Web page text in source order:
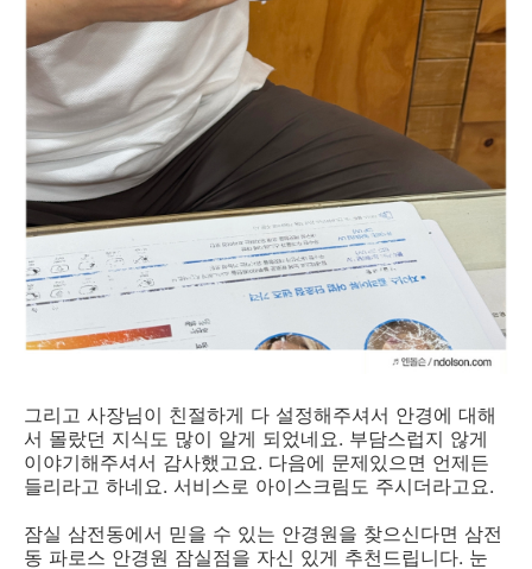
그리고 사장님이 친절하게 다 설정해주셔서 안경에 대해
서 몰랐던 지식도 많이 알게 되었네요. 부담스럽지 않게
이야기해주셔서 감사했고요. 다음에 문제있으면 언제든
들리라고 하네요. 서비스로 아이스크림도 주시더라고요.
잠실 삼전동에서 믿을 수 있는 안경원을 찾으신다면 삼전
동 파로스 안경원 잠실점을 자신 있게 추천드립니다. 눈